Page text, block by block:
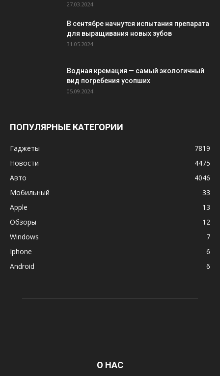
27.03.2024
В сентябре начнутся испытания препарата
для выращивания новых зубов
31.05.2024
Водная кремация — самый экологичный
вид погребения усопших
05.09.2024
ПОПУЛЯРНЫЕ КАТЕГОРИИ
Гаджеты
7819
Новости
4475
Авто
4046
Мобильный
33
Apple
13
Обзоры
12
Windows
7
Iphone
6
Android
6
О НАС